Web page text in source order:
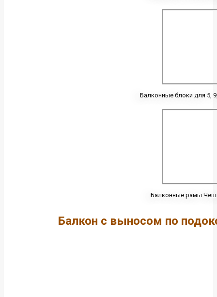
Балконные блоки для 5,
Балконные рамы
Балкон с выносом по